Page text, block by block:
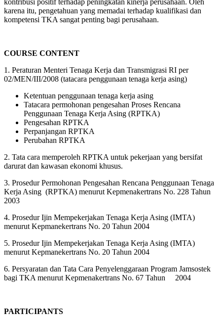
karena itu, pengetahuan yang memadai terhadap kualifikasi dan
kompetensi TKA sangat penting bagi perusahaan.
COURSE CONTENT
1. Peraturan Menteri Tenaga Kerja dan Transmigrasi RI per
02/MEN/III/2008 (tatacara penggunaan tenaga kerja asing)
Ketentuan penggunaan tenaga kerja asing
Tatacara permohonan pengesahan Proses Rencana
Penggunaan Tenaga Kerja Asing (RPTKA)
Pengesahan RPTKA
Perpanjangan RPTKA
Perubahan RPTKA
2. Tata cara memperoleh RPTKA untuk pekerjaan yang bersifat
darurat dan kawasan ekonomi khusus.
3. Prosedur Permohonan Pengesahan Rencana Penggunaan Tenaga
Kerja Asing (RPTKA) menurut Kepmenakertrans No. 228 Tahun
2003
4. Prosedur Ijin Mempekerjakan Tenaga Kerja Asing (IMTA)
menurut Kepmanekertrans No. 20 Tahun 2004
5. Prosedur Ijin Mempekerjakan Tenaga Kerja Asing (IMTA)
menurut Kepmanekertrans No. 20 Tahun 2004
6. Persyaratan dan Tata Cara Penyelenggaraan Program Jamsostek
bagi TKA menurut Kepmenakertrans No. 67 Tahun 2004
PARTICIPANTS